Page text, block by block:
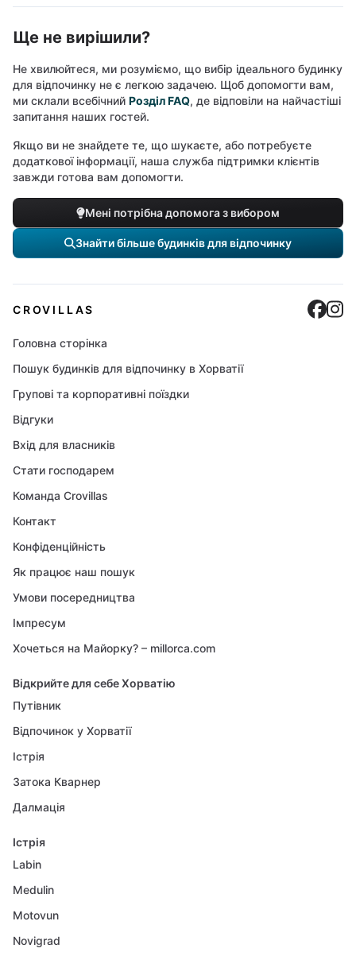
Ще не вирішили?
Не хвилюйтеся, ми розуміємо, що вибір ідеального будинку
для відпочинку не є легкою задачею. Щоб допомогти вам,
ми склали всебічний Розділ FAQ, де відповіли на найчастіші
запитання наших гостей.
Якщо ви не знайдете те, що шукаєте, або потребуєте
додаткової інформації, наша служба підтримки клієнтів
завжди готова вам допомогти.
Мені потрібна допомога з вибором
Знайти більше будинків для відпочинку
CROVILLAS
Головна сторінка
Пошук будинків для відпочинку в Хорватії
Групові та корпоративні поїздки
Відгуки
Вхід для власників
Стати господарем
Команда Crovillas
Контакт
Конфіденційність
Як працює наш пошук
Умови посередництва
Імпресум
Хочеться на Майорку? – millorca.com
Відкрийте для себе Хорватію
Путівник
Відпочинок у Хорватії
Істрія
Затока Кварнер
Далмація
Істрія
Labin
Medulin
Motovun
Novigrad